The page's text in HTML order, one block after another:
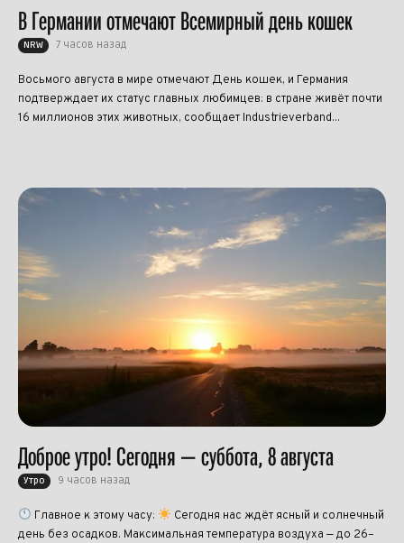
В Германии отмечают Всемирный день кошек
NRW 7 часов назад
Восьмого августа в мире отмечают День кошек, и Германия
подтверждает их статус главных любимцев: в стране живёт почти
16 миллионов этих животных, сообщает Industrieverband...
Доброе утро! Сегодня — суббота, 8 августа
Утро 9 часов назад
Главное к этому часу:
Сегодня нас ждёт ясный и солнечный
день без осадков. Максимальная температура воздуха — до 26–